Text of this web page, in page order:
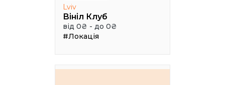
Lviv
Вініл Клуб
від 0₴ - до 0₴
#Локація